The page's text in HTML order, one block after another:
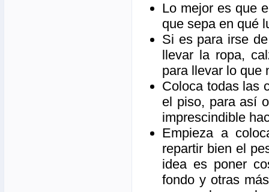
Lo mejor es que
que sepa en qué
Si es para irse
llevar la ropa,
para llevar lo que
Coloca todas las
el piso, para así
imprescindible
Empieza a
repartir bien el
idea es poner
fondo y otras